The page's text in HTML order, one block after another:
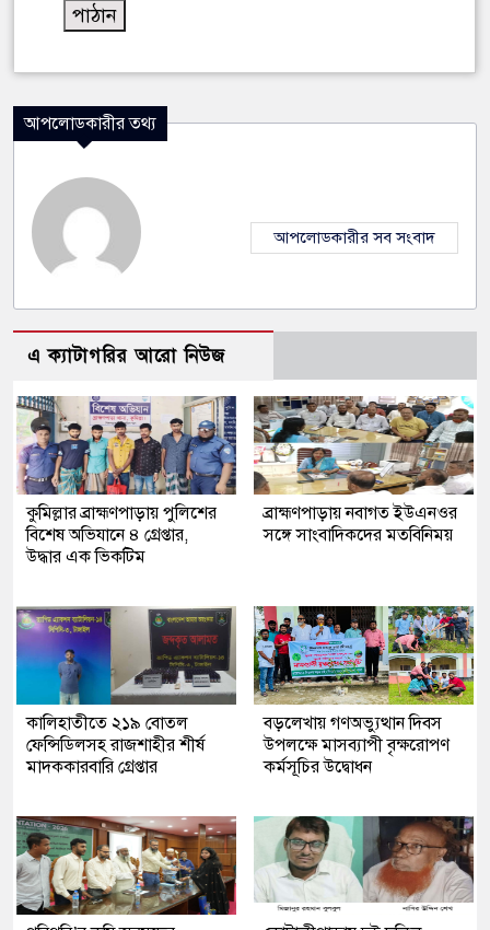
আপলোডকারীর তথ্য
আপলোডকারীর সব সংবাদ
এ ক্যাটাগরির আরো নিউজ
কুমিল্লার ব্রাহ্মণপাড়ায় পুলিশের
বিশেষ অভিযানে ৪ গ্রেপ্তার,
উদ্ধার এক ভিকটিম
ব্রাহ্মণপাড়ায় নবাগত ইউএনওর
সঙ্গে সাংবাদিকদের মতবিনিময়
কালিহাতীতে ২১৯ বোতল
ফেন্সিডিলসহ রাজশাহীর শীর্ষ
মাদককারবারি গ্রেপ্তার
বড়লেখায় গণঅভ্যুত্থান দিবস
উপলক্ষে মাসব্যাপী বৃক্ষরোপণ
কর্মসূচির উদ্বোধন